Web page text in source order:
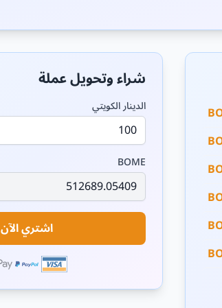
شراء وتحويل عملة
الدينار الكويتي
BOME
اشتري الآن